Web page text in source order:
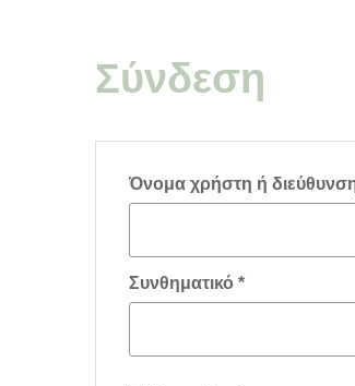
Σύνδεση
Όνομα χρήστη ή
Συνθηματικό *Απαιτείται